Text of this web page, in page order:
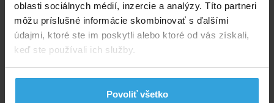
oblasti sociálnych médií, inzercie a analýzy. Títo partneri
môžu príslušné informácie skombinovať s ďalšími
údajmi, ktoré ste im poskytli alebo ktoré od vás získali,
keď ste používali ich služby.
Povoliť všetko
Podrobný popis
Sieť má skutočný priemer 5,0m. Siete sú vyrábané
z PE-HD materiálu 115 g/m2 s hustotou siete 1×1 mm.
Všetky siete majú zosilnené lemy kašírovanou fóliou a
opatrené po obvode plastovými okami pre ľahké
vypnutie siete nad hladinou bazéna.